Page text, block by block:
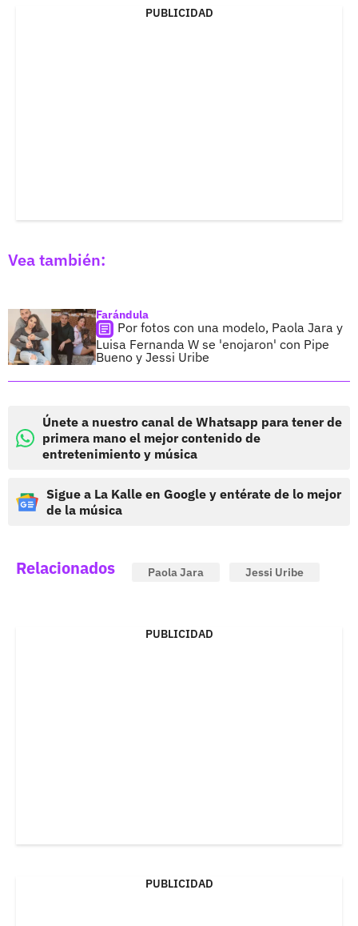
PUBLICIDAD
Vea también:
Farándula
Por fotos con una modelo, Paola Jara y
Luisa Fernanda W se 'enojaron' con Pipe
Bueno y Jessi Uribe
Únete a nuestro canal de Whatsapp para tener de
primera mano el mejor contenido de
entretenimiento y música
Sigue a La Kalle en Google y entérate de lo mejor
de la música
Relacionados Paola Jara Jessi Uribe
PUBLICIDAD
PUBLICIDAD